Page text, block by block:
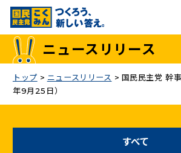
国民民主党トップ
議員
ニュースリリース
トップ > ニュースリリース > 国民民主党 幹
年9月25日）
すべて